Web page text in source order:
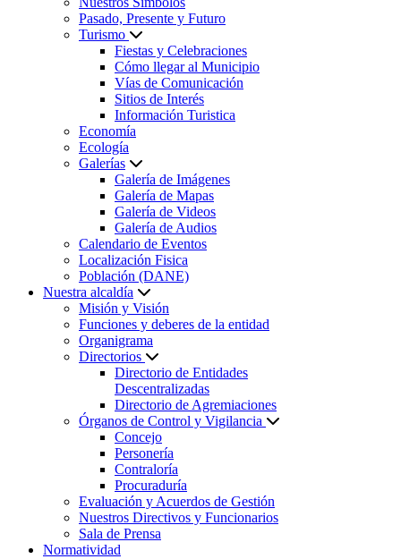
Pasado, Presente y Futuro
Turismo
Fiestas y Celebraciones
Cómo llegar al Municipio
Vías de Comunicación
Sitios de Interés
Información Turistica
Economía
Ecología
Galerías
Galería de Imágenes
Galería de Mapas
Galería de Videos
Galería de Audios
Calendario de Eventos
Localización Fisica
Población (DANE)
Nuestra alcaldía
Misión y Visión
Funciones y deberes de la entidad
Organigrama
Directorios
Directorio de Entidades
Descentralizadas
Directorio de Agremiaciones
Órganos de Control y Vigilancia
Concejo
Personería
Contraloría
Procuraduría
Evaluación y Acuerdos de Gestión
Nuestros Directivos y Funcionarios
Sala de Prensa
Normatividad